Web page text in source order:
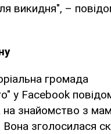
викидня", –
громада
у Facebook
на знайомство з
зголосилася